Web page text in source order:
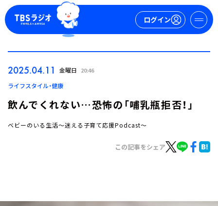
ログイン
ログイン
トピックス
2025.04.11 金曜日 20:46
ライフスタイル・健康
飲んでくれない…恐怖の「哺乳瓶拒否！」
ベビーのいる生活～迷える子育て応援Podcast～
この記事をシェア